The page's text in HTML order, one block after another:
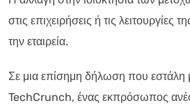
στις επιχειρήσεις ή τις
την εταιρεία.
Σε μια επίσημη δήλωση που
TechCrunch, ένας εκπρόσωπος